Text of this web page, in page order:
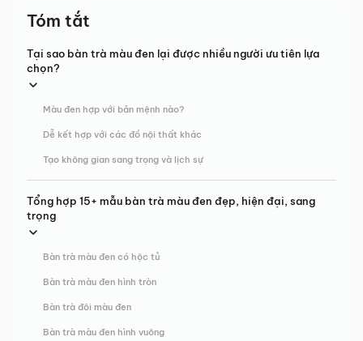
Tóm tắt
Tại sao bàn trà màu đen lại được nhiều người ưu tiên lựa
chọn?
Màu đen hợp với bản mệnh nào?
Dễ kết hợp với các đồ nội thất khác
Tạo không gian sang trọng và lịch sự
Tổng hợp 15+ mẫu bàn trà màu đen đẹp, hiện đại, sang
trọng
Bàn trà màu đen có hộc tủ
Bàn trà màu đen hình tròn
Bàn trà đôi màu đen
Bàn trà màu đen hình vuông